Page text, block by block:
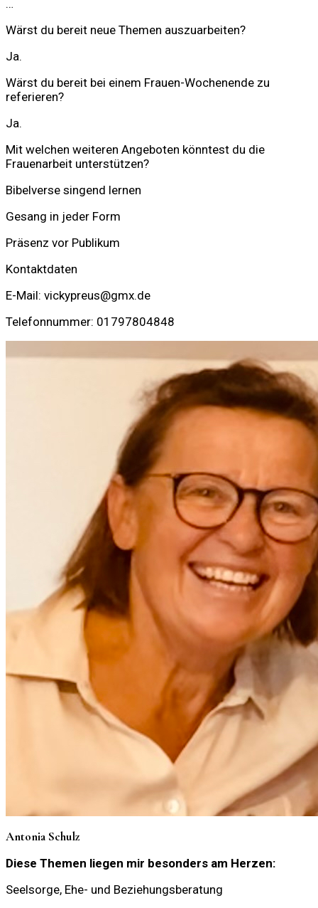
…
Wärst du bereit neue Themen auszuarbeiten?
Ja.
Wärst du bereit bei einem Frauen-Wochenende zu
referieren?
Ja.
Mit welchen weiteren Angeboten könntest du die
Frauenarbeit unterstützen?
Bibelverse singend lernen
Gesang in jeder Form
Präsenz vor Publikum
Kontaktdaten
E-Mail: vickypreus@gmx.de
Telefonnummer: 01797804848
Antonia Schulz
Diese Themen liegen mir besonders am Herzen:
Seelsorge, Ehe- und Beziehungsberatung